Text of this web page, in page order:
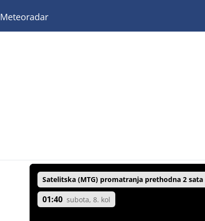
Meteoradar
Satelitska (MTG) promatranja prethodna 2 sata
01:40 subota, 8. kol